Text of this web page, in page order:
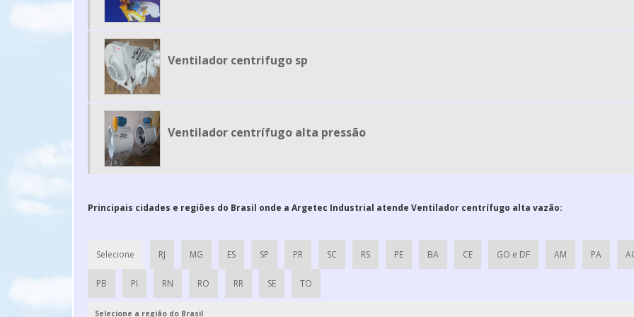
Ventilador centrifugo sp
Ventilador centrífugo alta pressão
Principais cidades e regiões do Brasil onde a Argetec Industrial atende Ventilador centrífugo alta vazão:
Selecione RJ MG ES SP PR SC RS PE BA CE GO e DF AM PA
PB PI RN RO RR SE TO
Selecione a região do Brasil